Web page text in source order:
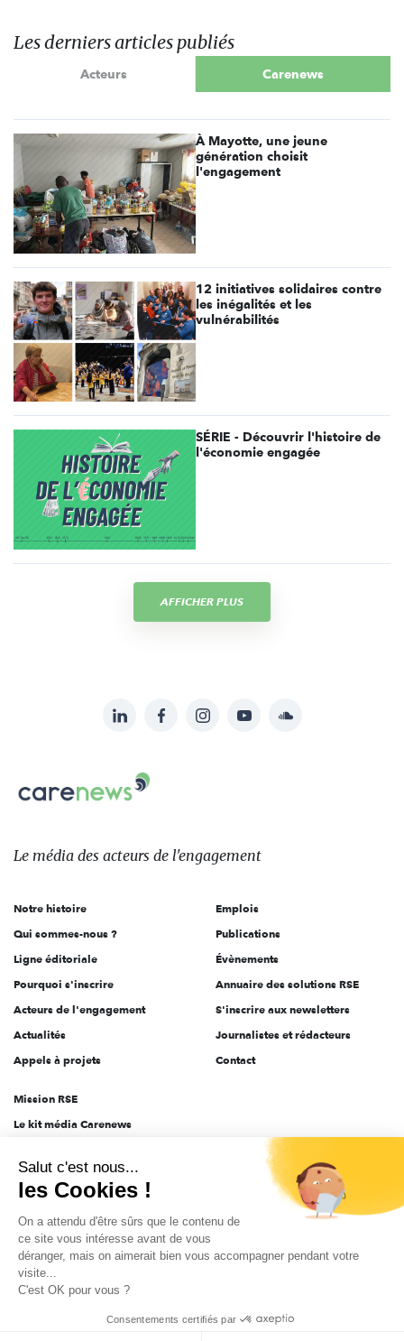
Les derniers articles publiés
Acteurs Carenews
À Mayotte, une jeune
génération choisit
l'engagement
12 initiatives solidaires contre
les inégalités et les
vulnérabilités
SÉRIE - Découvrir l'histoire de
l'économie engagée
AFFICHER PLUS
sur:
LinkedInFacebookInstagramYouTubeSoundcloud
Le
des
l'engagement
Le média des acteurs de l'engagement
Notre histoire
Qui sommes-nous ?
Ligne éditoriale
Pourquoi s'inscrire
Acteurs de l'engagement
Actualités
Appels à projets
Emplois
Publications
Évènements
Annuaire des solutions RSE
S'inscrire aux newsletters
Journalistes et rédacteurs
Contact
Mission RSE
Le kit média Carenews
AEF info
Novethic
PRODURABLE
Inclusiv Day
Données personnelles Mentions légales 2025-2026 Tout droits réservés
Salut c'est nous...
les Cookies !
On a attendu d'être sûrs que le contenu de
ce site vous intéresse avant de vous
déranger, mais on aimerait bien vous accompagner pendant votre
visite...
C'est OK pour vous ?
Consentements certifiés par